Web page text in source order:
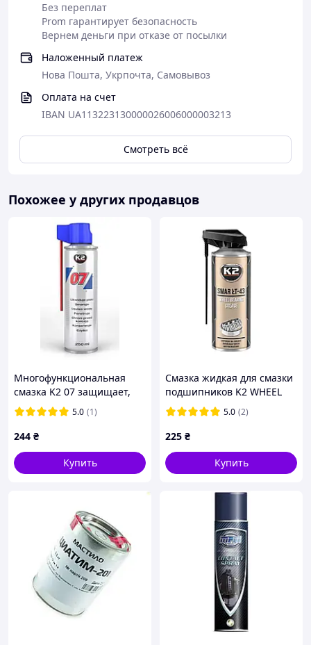
Без переплат
Prom гарантирует безопасность
Вернем деньги при отказе от посылки
Наложенный платеж
Нова Пошта, Укрпочта, Самовывоз
Оплата на счет
IBAN UA113223130000026006000003213
Смотреть всё
Похожее у других продавцов
Многофункциональная
смазка K2 07 защищает,
вытесняет, проникает
250мл.
5.0 (1)
244 ₴
Купить
Смазка жидкая для смазки
подшипников K2 WHEEL
BEARING GREASE аэрозоль
400 мл - (W135)
5.0 (2)
225 ₴
Купить